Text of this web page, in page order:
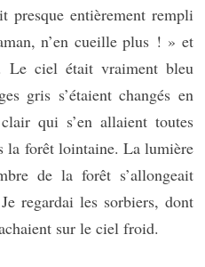
presque entièrement rempli
n’en cueille plus ! » et
Le ciel était vraiment bleu
gris s’étaient changés en
qui s’en allaient toutes
la forêt lointaine. La lumière
de la forêt s’allongeait
regardai les sorbiers, dont
sur le ciel froid.